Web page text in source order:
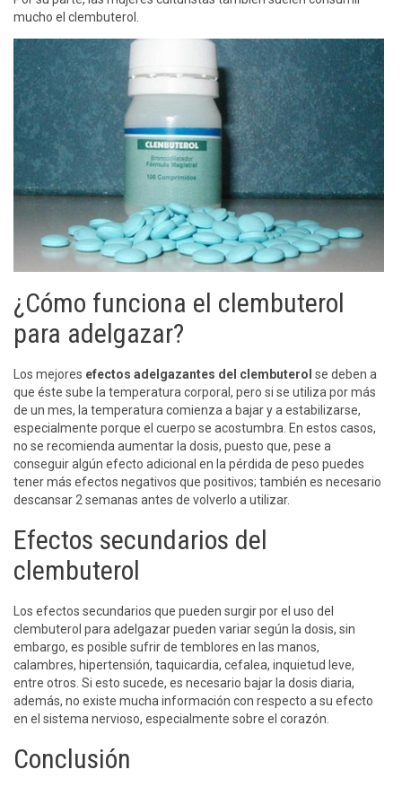
mucho el clembuterol.
¿Cómo funciona el clembuterol
para adelgazar?
Los mejores efectos adelgazantes del clembuterol se deben a
que éste sube la temperatura corporal, pero si se utiliza por más
de un mes, la temperatura comienza a bajar y a estabilizarse,
especialmente porque el cuerpo se acostumbra. En estos casos,
no se recomienda aumentar la dosis, puesto que, pese a
conseguir algún efecto adicional en la pérdida de peso puedes
tener más efectos negativos que positivos; también es necesario
descansar 2 semanas antes de volverlo a utilizar.
Efectos secundarios del
clembuterol
Los efectos secundarios que pueden surgir por el uso del
clembuterol para adelgazar pueden variar según la dosis, sin
embargo, es posible sufrir de temblores en las manos,
calambres, hipertensión, taquicardia, cefalea, inquietud leve,
entre otros. Si esto sucede, es necesario bajar la dosis diaria,
además, no existe mucha información con respecto a su efecto
en el sistema nervioso, especialmente sobre el corazón.
Conclusión